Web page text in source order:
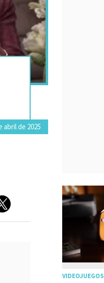
abril de 2025
VIDEOJUEGOS